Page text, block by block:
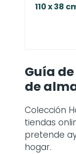
110 x 38
Guía
de
Colección
tiendas
pretende
hogar.